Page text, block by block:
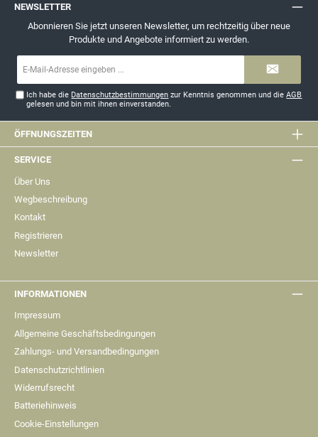
NEWSLETTER
Abonnieren Sie jetzt unseren Newsletter, um rechtzeitig über neue
Produkte und Angebote informiert zu werden.
Ich habe die Datenschutzbestimmungen zur Kenntnis genommen und dieAGB
gelesen und bin mit ihnen einverstanden.
ÖFFNUNGSZEITEN
SERVICE
Über Uns
Wegbeschreibung
Kontakt
Registrieren
Newsletter
INFORMATIONEN
Impressum
Allgemeine Geschäftsbedingungen
Zahlungs- und Versandbedingungen
Datenschutzrichtlinien
Widerrufsrecht
Batteriehinweis
Cookie-Einstellungen